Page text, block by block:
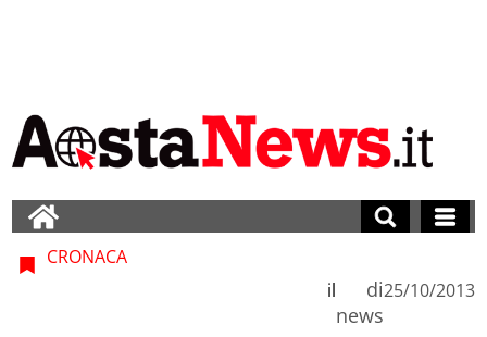
CRONACA
di
news
il 25/10/2013